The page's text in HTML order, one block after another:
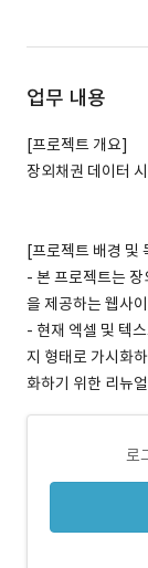
업무 내용
[프로젝트 개요]
장외채권 데이터
[프로젝트 배경 및
- 본 프로젝트는
을 제공하는 웹사
- 현재 엑셀 및 텍
지 형태로 가시화
화하기 위한 리뉴
로